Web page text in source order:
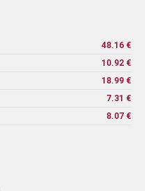
48.16 €
10.92 €
18.99 €
7.31 €
8.07 €